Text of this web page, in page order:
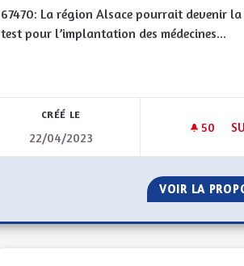
67470: La région Alsace pourrait devenir
test pour l’implantation des médecines...
CRÉÉ LE
22/04/2023
50 50
VOIR LA